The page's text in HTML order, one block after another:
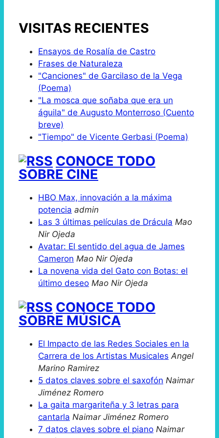
VISITAS RECIENTES
Ensayos de Rosalía de Castro
Frases de Naturaleza
"Canciones" de Garcilaso de la Vega
(Poema)
"La mosca que soñaba que era un
águila" de Augusto Monterroso (Cuento
breve)
"Tiempo" de Vicente Gerbasi (Poema)
CONOCE TODO
SOBRE CINE
HBO Max, innovación a la máxima
potencia admin
Las 3 últimas películas de Drácula Mao
Nir Ojeda
Avatar: El sentido del agua de James
Cameron Mao Nir Ojeda
La novena vida del Gato con Botas: el
último deseo Mao Nir Ojeda
CONOCE TODO
SOBRE MÚSICA
El Impacto de las Redes Sociales en la
Carrera de los Artistas Musicales Angel
Marino Ramirez
5 datos claves sobre el saxofón Naimar
Jiménez Romero
La gaita margariteña y 3 letras para
cantarla Naimar Jiménez Romero
7 datos claves sobre el piano Naimar